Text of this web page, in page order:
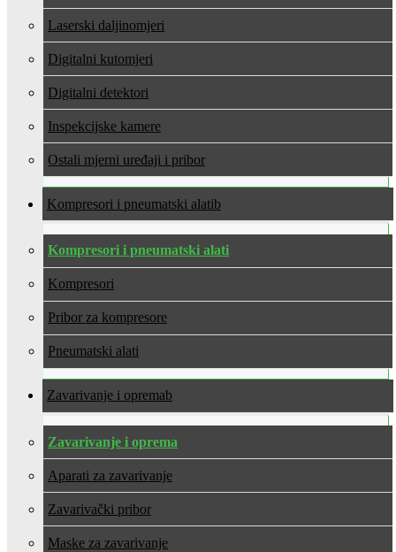
Laserski daljinomjeri
Digitalni kutomjeri
Digitalni detektori
Inspekcijske kamere
Ostali mjerni uređaji i pribor
Kompresori i pneumatski alati
Kompresori i pneumatski alati
Kompresori
Pribor za kompresore
Pneumatski alati
Zavarivanje i oprema
Zavarivanje i oprema
Aparati za zavarivanje
Zavarivački pribor
Maske za zavarivanje